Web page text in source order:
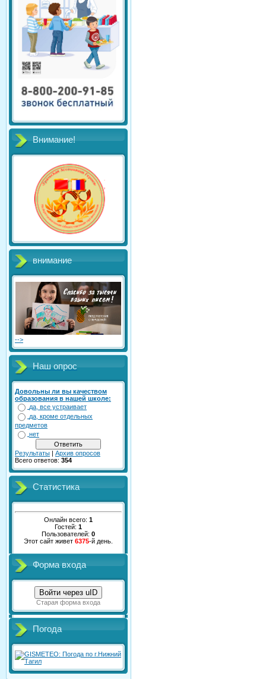
Внимание!
внимание
-->
Наш опрос
Довольны ли вы качеством
образования в нашей школе:
да, все устраивает
да, кроме отдельных
предметов
нет
Результаты | Архив опросов
Всего ответов: 354
Статистика
Онлайн всего: 1
Гостей: 1
Пользователей: 0
Этот сайт живет 6375-й день.
Форма входа
Войти через uID
Старая форма входа
Погода